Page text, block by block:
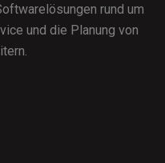
rund um
und die Planung von